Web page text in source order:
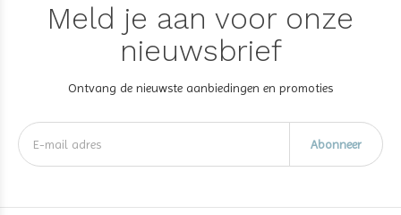
Meld je aan voor onze
nieuwsbrief
Ontvang de nieuwste aanbiedingen en promoties
Abonneer